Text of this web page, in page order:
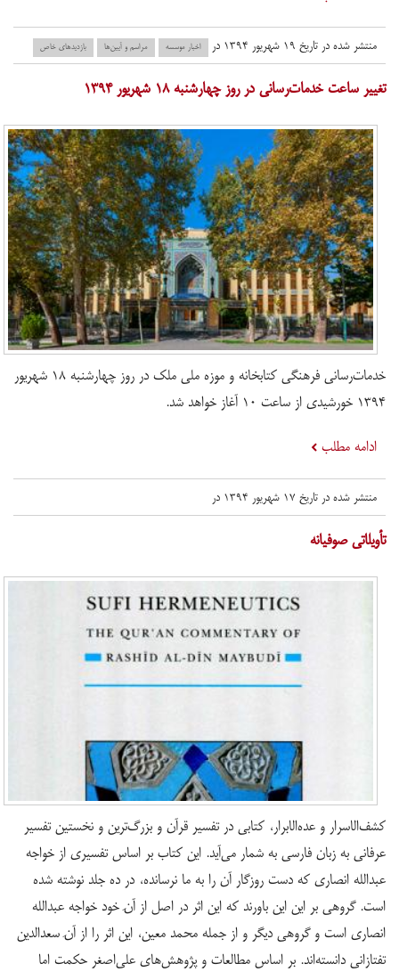
منتشر شده در تاریخ ۱۹ شهریور ۱۳۹۴ در اخبار موسسه مراسم و آیین‌ها بازدید‌های خاص
​تغییر ساعت خدمات‌رسانی در روز چهارشنبه ۱۸ شهریور ۱۳۹۴
خدمات‌رسانی فرهنگی کتابخانه و موزه ملی ملک در روز چهارشنبه ۱۸ شهریور
۱۳۹۴ خورشیدی از ساعت ۱۰ آغاز خواهد شد.
ادامه مطلب
منتشر شده در تاریخ ۱۷ شهریور ۱۳۹۴ در
​تأویلاتی صوفیانه
کشف‌الاسرار و عده‌الابرار، کتابی در تفسیر قرآن و بزرگ‌ترین و نخستین تفسیر
عرفانی به زبان فارسی به شمار می‌آید. این کتاب بر اساس تفسیری از خواجه
عبدالله انصاری که دست روزگار آن را به ما نرسانده، در ده جلد نوشته شده
است. گروهی بر این این باورند که این اثر در اصل از آنِ خود خواجه عبدالله
انصاری است و گروهی دیگر و از جمله محمد معین، این اثر را از آنِ سعدالدین
تفتازانی دانسته‌اند. بر اساس مطالعات و پژوهش‌های علی‌اصغر حکمت اما